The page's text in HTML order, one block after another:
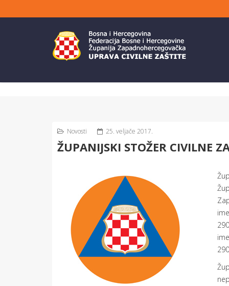
Novosti 25. veljače 2017.
ŽUPANIJSKI STOŽER CIVILNE